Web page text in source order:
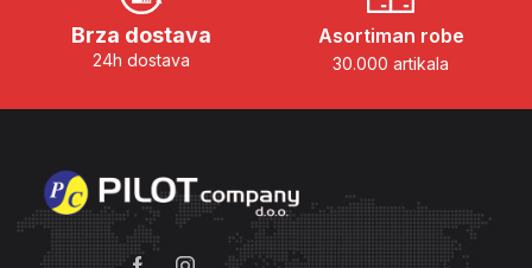
Brza dostava
24h dostava
Asortiman robe
30.000 artikala